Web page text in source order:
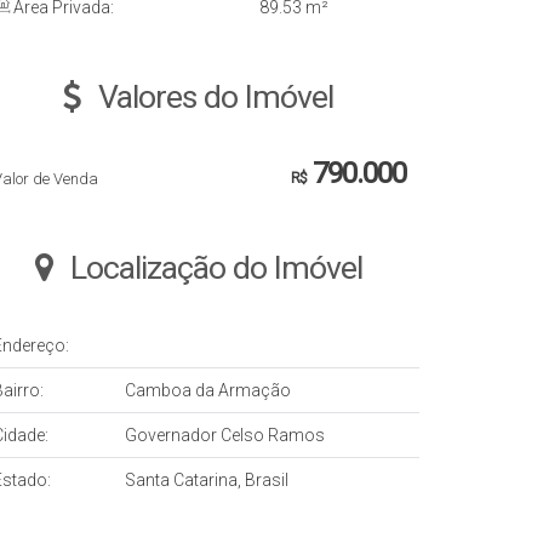
Área Privada: 89 .53 m²
Valores do Imóvel
R$790.000
de Venda
Localização do Imóvel
Camboa da Armação
Governador Celso Ramos
Santa Catarina, Brasil